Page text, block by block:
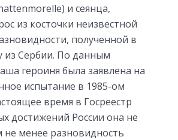
и сеянца,
из косточки неизвестной
полученной в
из Сербии. По данным
героиня была заявлена на
испытание в 1985-ом
время в Госреестр
достижений России она не
не менее разновидность